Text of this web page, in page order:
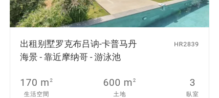
出租别墅罗克布吕讷-卡普马丹
海景 - 靠近摩纳哥 - 游泳池
HR2839
170 m2
生活空間
600 m2
土地
3
臥室